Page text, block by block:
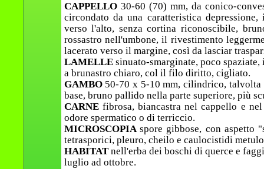
CAPPELLO 30-60 (70) mm, da conico-
circondato da una caratteristica
verso l'alto, senza cortina riconoscibile,
rossastro nell'umbone, il rivestimento
lacerato verso il margine, così da lasciar
LAMELLE sinuato-smarginate, poco
a brunastro chiaro, col il filo diritto, cigliato.
GAMBO 50-70 x 5-10 mm, cilindrico, talvolta
base, bruno pallido nella parte superiore, più
CARNE fibrosa, biancastra nel cappello e
odore spermatico o di terriccio.
MICROSCOPIA spore gibbose, con aspetto
tetrasporici, pleuro, cheilo e caulocistidi
HABITAT nell'erba dei boschi di querce e
luglio ad ottobre.